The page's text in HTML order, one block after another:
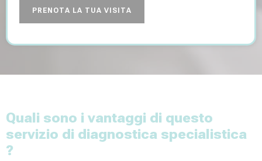
PRENOTA LA TUA VISITA
Quali sono i vantaggi di questo
servizio di diagnostica specialistica
?